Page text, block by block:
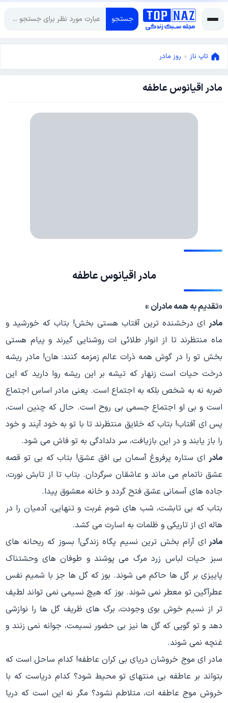
جستجو
تاپ ناز » روز مادر
مادر اقیانوس عاطفه
آوریل
آوریل
مادر اقیانوس عاطفه
«تقدیم به همه مادران »
مادر ای درخشنده ترین آفتاب هستی بخش! بتاب که خورشید و
ماه منتظرند تا از انوار طلائی ات روشنایی گیرند و پیام هستی
بخش تو را در گوش همه ذرات عالم زمزمه کنند: هان! مادر ریشه
درخت حیات است زنهار که تیشه بر این ریشه روا دارید که این
ضربه نه به شخص بلکه به اجتماع است. یعنی مادر اساس اجتماع
است و بی او اجتماع جسمی بی روح است. حال که چنین است،
پس ای آفتاب! بتاب که خلایق منتظرند تا با تو به خود آیند و خود
را باز یابند و در این بازیافت، سر دلدادگی به تو فاش می شود.
مادر ای ستاره پرفروغ آسمان بی افق عشق! بتاب که بی تو قصه
عشق ناتمام می ماند و عاشقان سرگردان. بتاب تا از تابش نورت،
جاده های آسمانی عشق فتح گردد و خانه معشوق پیدا.
بتاب که بی تابشت، شب های شوم غربت و تنهایی، آدمیان را در
هاله ای از تاریکی و ظلمات به اسارت می کشد.
مادر ای آرام بخش ترین نسیم پگاه زندگی! بسوز که ریحانه های
سبز حیات لباس زرد مرگ می پوشند و طوفان های وحشتناک
پاییزی بر گل ها حاکم می شوند. بوز که گل ها جز با شمیم نفس
عطرآگین تو معطر نمی شوند. بوز که هیچ نسیمی نمی تواند لطیف
تر از نسیم خوش بوی وجودت، برگ های ظریف گل ها را نوازشی
دهد و تو گویی که گل ها نیز بی حضور نسیمت، جوانه نمی زنند و
غنچه نمی شوند.
مادر ای موج خروشان دریای بی کران عاطفه! کدام ساحل است که
بتواند بر عاطفه بی منتهای تو محیط شود؟ کدام دریاست که با
خروش موج عاطفه ات، متلاطم نشود؟ مگر نه این است که دریا